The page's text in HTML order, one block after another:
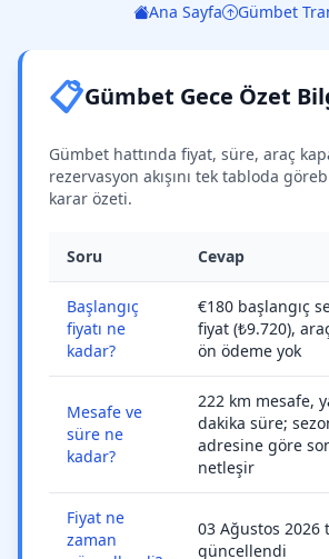
Ana Sayfa Gümbet
📋Gümbet Gece Özet
Gümbet hattında fiyat, süre, araç
rezervasyon akışını tek tabloda
karar özeti.
Soru Cevap
Başlangıç
fiyatı ne
kadar?
€180 başlangıç
fiyat (₺9.720),
ön ödeme yok
Mesafe ve
süre ne
kadar?
222 km mesafe,
dakika süre;
adresine göre
netleşir
Fiyat ne
zaman
03 Ağustos
güncellendi